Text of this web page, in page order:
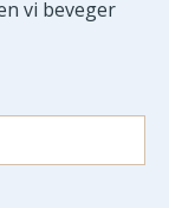
vi beveger